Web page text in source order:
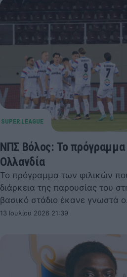
ΝΠΣ Βόλος: Το
Ολλανδία
Το πρόγραμμα των φιλικών
διάρκεια της παρουσίας του
βασικό στάδιο έκανε γνωστά
13 Ιουλίου 2026 21:39